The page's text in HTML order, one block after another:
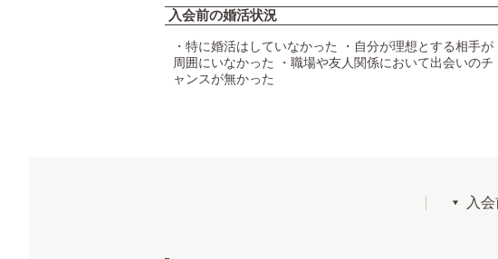
入会前の婚活状況
・特に婚活はしていなかった ・自分が理想とする相手が
周囲にいなかった ・職場や友人関係において出会いのチ
ャンスが無かった
入